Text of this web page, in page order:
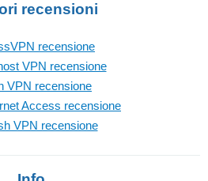
recensioni
recensione
VPN recensione
VPN recensione
Access recensione
VPN recensione